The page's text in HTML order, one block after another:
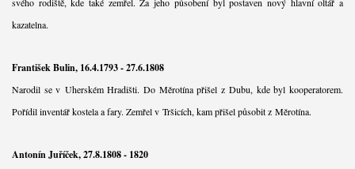
kazatelna.
František Bulin, 16.4.1793 - 27.6.1808
Narodil se v Uherském Hradišti. Do Měrotína přišel z Dubu, kde byl kooperatorem.
Pořídil inventář kostela a fary. Zemřel v Tršicích, kam přišel působit z Měrotína.
Antonín Juříček, 27.8.1808 - 1820